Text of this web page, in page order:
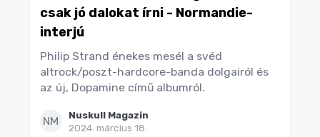
csak jó dalokat írni - Normandie-
interjú
Philip Strand énekes mesél a svéd
altrock/poszt-hardcore-banda dolgairól és
az új, Dopamine című albumról.
NM
Nuskull Magazin
2024. március 18.